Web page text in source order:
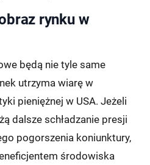
rynku w
będą nie tyle same
utrzyma wiarę w
pieniężnej w USA. Jeżeli
dalsze schładzanie presji
pogorszenia koniunktury,
środowiska